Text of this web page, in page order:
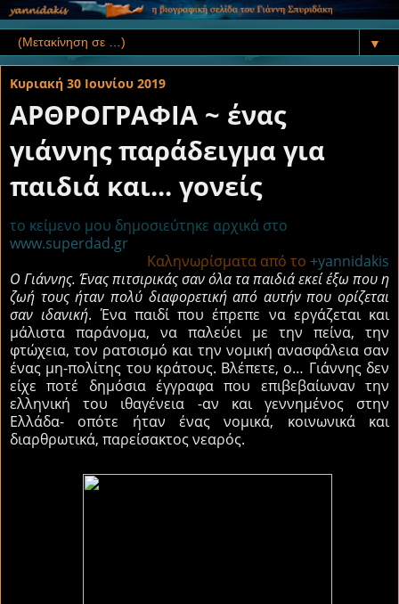
▼
Κυριακή 30 Ιουνίου 2019
ΑΡΘΡΟΓΡΑΦΙΑ ~ ένας
γιάννης παράδειγμα για
παιδιά και... γονείς
το κείμενο μου δημοσιεύτηκε αρχικά στο
www.superdad.gr
Καληνωρίσματα από το +yannidakis
Ο Γιάννης. Ένας πιτσιρικάς σαν όλα τα παιδιά εκεί έξω που η
ζωή τους ήταν πολύ διαφορετική από αυτήν που ορίζεται
σαν ιδανική. Ένα παιδί που έπρεπε να εργάζεται και
μάλιστα παράνομα, να παλεύει με την πείνα, την
φτώχεια, τον ρατσισμό και την νομική ανασφάλεια σαν
ένας μη-πολίτης του κράτους. Βλέπετε, ο… Γιάννης δεν
είχε ποτέ δημόσια έγγραφα που επιβεβαίωναν την
ελληνική του ιθαγένεια -αν και γεννημένος στην
Ελλάδα- οπότε ήταν ένας νομικά, κοινωνικά και
διαρθρωτικά, παρείσακτος νεαρός.